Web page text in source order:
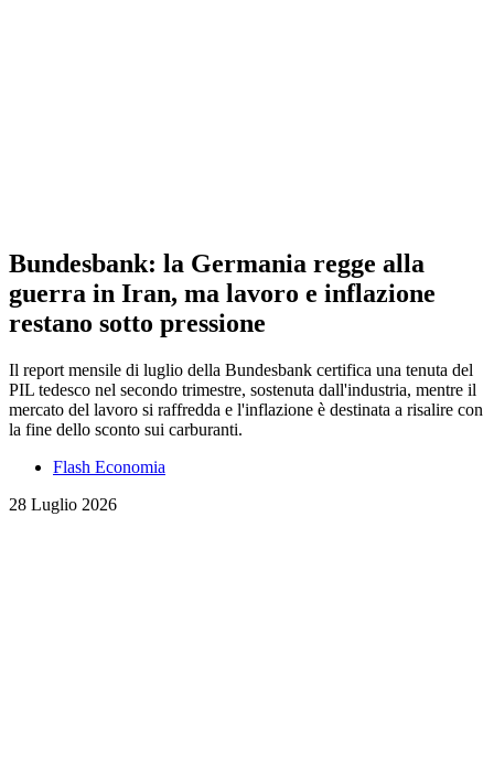
Bundesbank: la Germania regge alla
guerra in Iran, ma lavoro e inflazione
restano sotto pressione
Il report mensile di luglio della Bundesbank certifica una tenuta del
PIL tedesco nel secondo trimestre, sostenuta dall'industria, mentre il
mercato del lavoro si raffredda e l'inflazione è destinata a risalire con
la fine dello sconto sui carburanti.
Flash Economia
28 Luglio 2026